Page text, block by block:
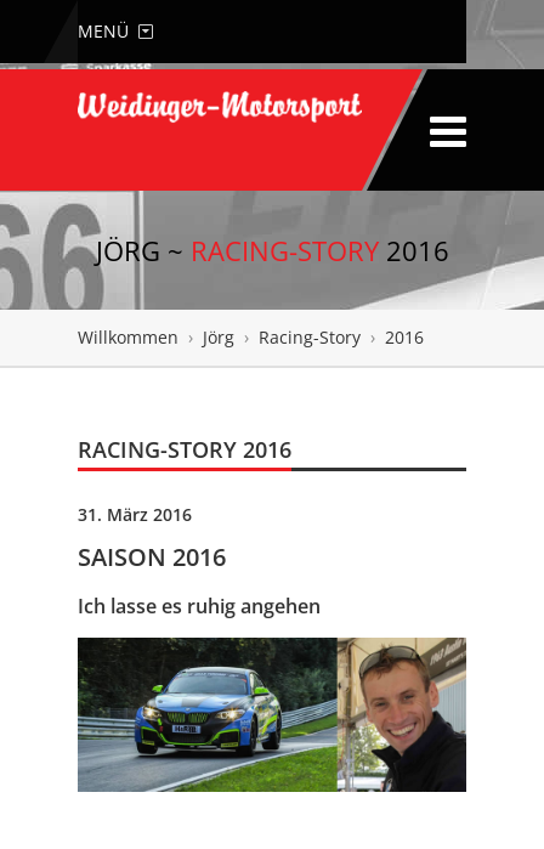
MENÜ
JÖRG ~ RACING-STORY2016
Willkommen › Jörg › Racing-Story › 2016
RACING-STORY 2016
31. März 2016
SAISON 2016
Ich lasse es ruhig angehen